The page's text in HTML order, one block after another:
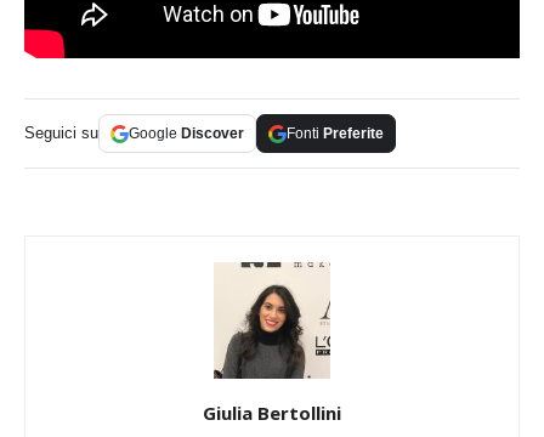
Seguici su Google Discover Fonti Preferite
Giulia Bertollini